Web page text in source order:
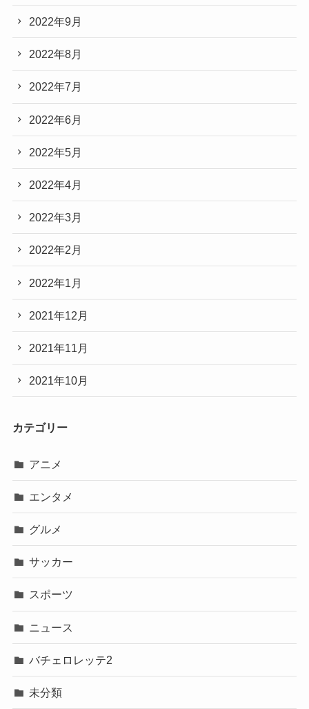
2022年9月
2022年8月
2022年7月
2022年6月
2022年5月
2022年4月
2022年3月
2022年2月
2022年1月
2021年12月
2021年11月
2021年10月
カテゴリー
アニメ
エンタメ
グルメ
サッカー
スポーツ
ニュース
バチェロレッテ2
未分類